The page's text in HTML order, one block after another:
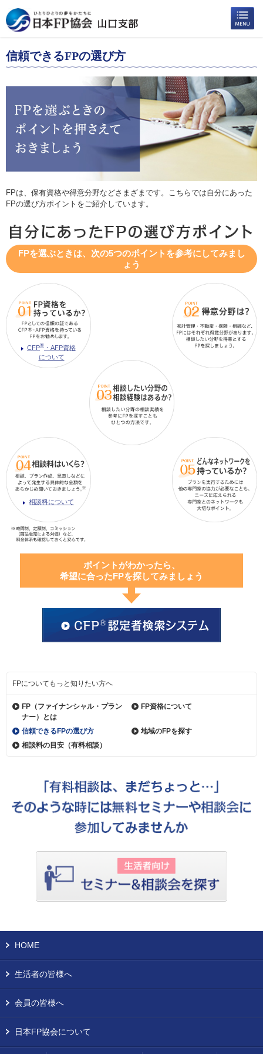
信頼できるFPの選び方
FPは、保有資格や得意分野などさまざまです。こちらでは自分にあった
FPの選び方ポイントをご紹介しています。
FPを選ぶときは、次の5つのポイントを参考にしてみまし
ょう
CFP® ・AFP資格
について
相談料について
ポイントがわかったら、
希望に合ったFPを探してみましょう
FPについてもっと知りたい方へ
FP（ファイナンシャル・ プラン
ナー）とは
FP資格について
信頼できるFPの選び方
地域のFPを探す
相談料の目安（有料相談）
HOME
生活者の皆様へ
会員の皆様へ
日本FP協会について